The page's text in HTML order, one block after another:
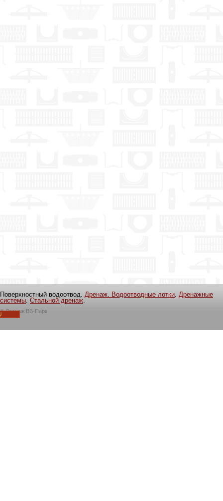
Поверхностный водоотвод. Дренаж. Водоотводные лотки. Дренажные
системы. Стальной дренаж.
©Дренаж ВВ-Парк